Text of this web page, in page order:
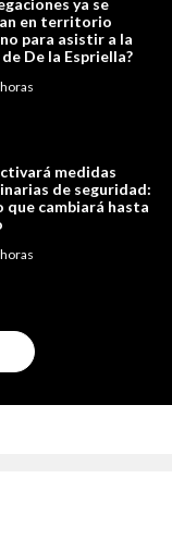
ya se
en territorio
para asistir a la
De la Espriella?
medidas
de seguridad:
que cambiará hasta